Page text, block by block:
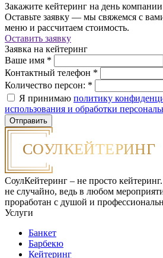
Закажите кейтеринг на день компании
Оставьте заявку — мы свяжемся с
меню и рассчитаем стоимость.
Оставить заявку
Заявка на кейтеринг
Ваше имя *
Контактный телефон *
Количество персон: *
Я принимаю политику
использования и обработки
СоулКейтеринг – не просто
не случайно, ведь в любом
проработан с душой и
Услуги
Банкет
Барбекю
Кейтеринг